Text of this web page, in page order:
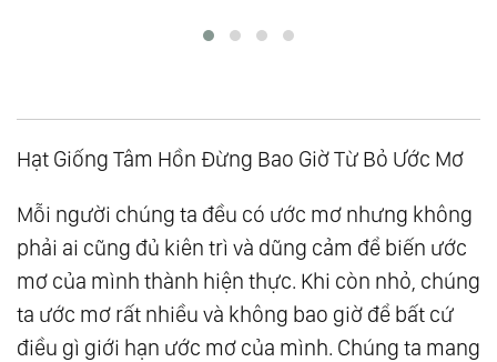
Hạt Giống Tâm Hồn Đừng Bao Giờ Từ Bỏ Ước Mơ
Mỗi người chúng ta đều có ước mơ nhưng không
phải ai cũng đủ kiên trì và dũng cảm để biến ước
mơ của mình thành hiện thực. Khi còn nhỏ, chúng
ta ước mơ rất nhiều và không bao giờ để bất cứ
điều gì giới hạn ước mơ của mình. Chúng ta mang